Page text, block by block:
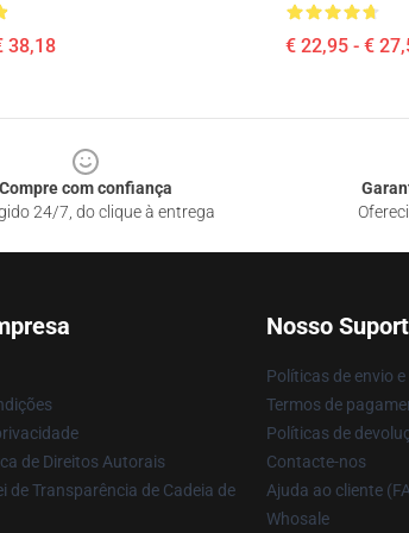
38,18 € 22,95 - €
Compre com confiança
24/7, do clique à entrega
de Direitos Autorais
de Transparência de Cadeia de
Nosso
Políticas de envio
Termos de
Políticas de
Contacte-nos
Ajuda ao cliente
Whosale